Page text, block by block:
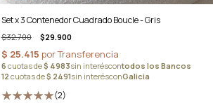
Set x 3 Contenedor Cuadrado Boucle - Gris
$32.700 $29.900
(2)